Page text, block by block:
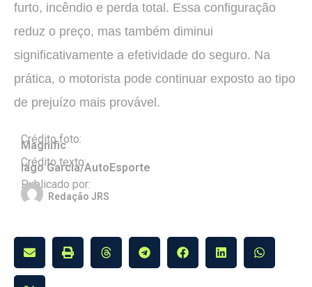
furto, incêndio e perda total. Essa configuração
reduz o preço, mas também diminui
significativamente a efetividade do seguro. Na
prática, o motorista pode continuar exposto ao tipo
de prejuízo mais provável.
Crédito foto:
Magnific
Crédito texto:
Iago Garcia/AutoEsporte
Publicado por:
Redação JRS